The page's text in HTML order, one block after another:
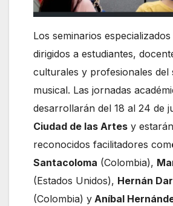
Los seminarios
dirigidos a estudiantes,
culturales y profesionales del
musical. Las jornadas
desarrollarán del 18 al 24 de
Ciudad de las Artes y
reconocidos facilitadores com
Santacoloma (Colombia),
(Estados Unidos), Hernán
(Colombia) y Aníbal